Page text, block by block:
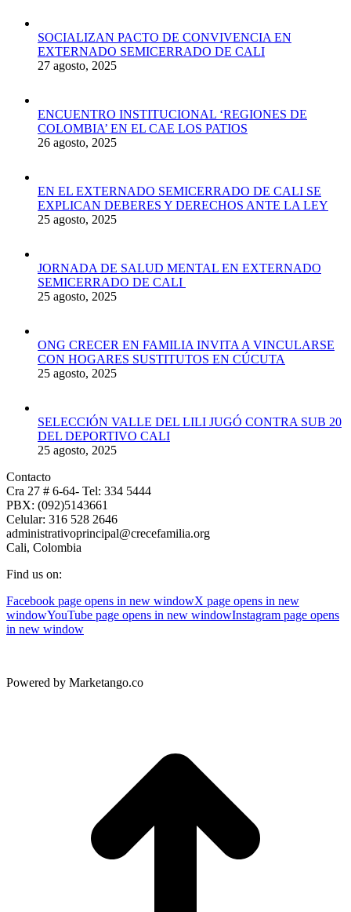
SOCIALIZAN PACTO DE CONVIVENCIA EN
EXTERNADO SEMICERRADO DE CALI
27 agosto, 2025
ENCUENTRO INSTITUCIONAL ‘REGIONES DE
COLOMBIA’ EN EL CAE LOS PATIOS
26 agosto, 2025
EN EL EXTERNADO SEMICERRADO DE CALI SE
EXPLICAN DEBERES Y DERECHOS ANTE LA LEY
25 agosto, 2025
JORNADA DE SALUD MENTAL EN EXTERNADO
SEMICERRADO DE CALI
25 agosto, 2025
ONG CRECER EN FAMILIA INVITA A VINCULARSE
CON HOGARES SUSTITUTOS EN CÚCUTA
25 agosto, 2025
SELECCIÓN VALLE DEL LILI JUGÓ CONTRA SUB 20
DEL DEPORTIVO CALI
25 agosto, 2025
Contacto
Cra 27 # 6-64- Tel: 334 5444
PBX: (092)5143661
Celular: 316 528 2646
administrativoprincipal@crecefamilia.org
Cali, Colombia
Find us on:
Facebook page opens in new windowX page opens in new
windowYouTube page opens in new windowInstagram page opens
in new window
Powered by Marketango.co